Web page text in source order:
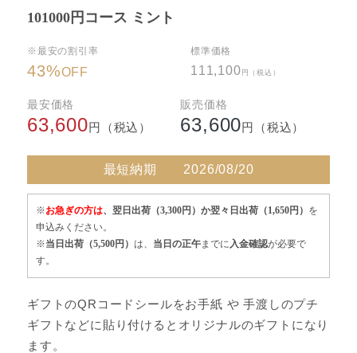
101000円コース ミント
※最安の割引率
43%OFF
標準価格
111,100 円（税込）
最安価格
63,600円（税込）
販売価格
63,600円（税込）
最短納期 2026/08/20
※お急ぎの方は、翌日出荷（3,300円）か翌々日出荷（1,650円） を
申込みください。
※当日出荷（5,500円）は、 当日の正午までに入金確認が必要で
す。
ギフトのQRコードシールをお手紙 や 手渡しのプチ
ギフトなどに貼り付けるとオリジナルのギフトになり
ます。